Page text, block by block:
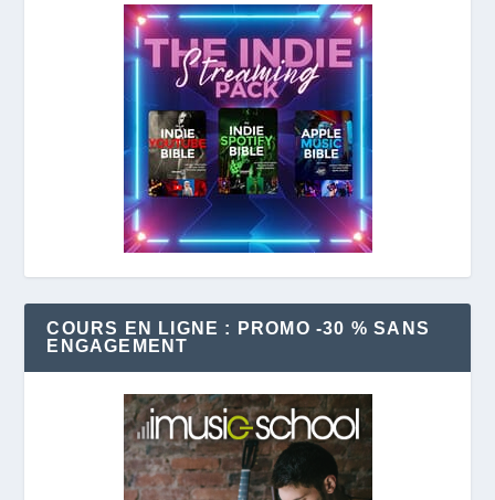
COURS EN LIGNE : PROMO -30 % SANS
ENGAGEMENT